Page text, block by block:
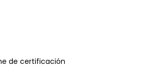
de certificación